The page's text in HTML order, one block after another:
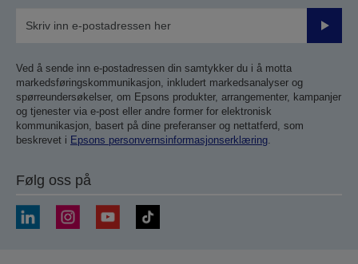
Send
Ved å sende inn e-postadressen din samtykker du i å motta
markedsføringskommunikasjon, inkludert markedsanalyser og
spørreundersøkelser, om Epsons produkter, arrangementer, kampanjer
og tjenester via e-post eller andre former for elektronisk
kommunikasjon, basert på dine preferanser og nettatferd, som
beskrevet i Epsons personvernsinformasjonserklæring
Følg oss på